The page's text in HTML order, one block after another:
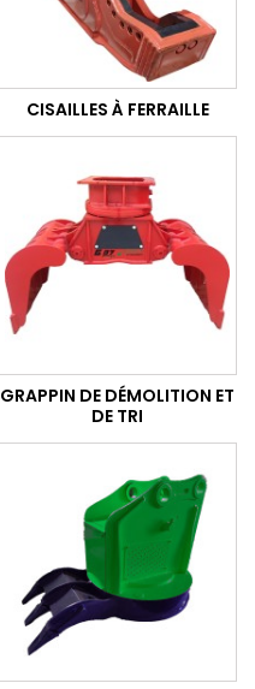
CISAILLES À FERRAILLE
GRAPPIN DE DÉMOLITION ET
DE TRI